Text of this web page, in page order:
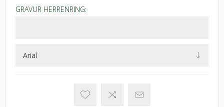
GRAVUR HERRENRING: